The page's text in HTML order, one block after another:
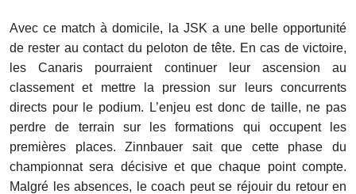
Avec ce match à domicile, la JSK a une belle opportunité
de rester au contact du peloton de tête. En cas de victoire,
les Canaris pourraient continuer leur ascension au
classement et mettre la pression sur leurs concurrents
directs pour le podium. L’enjeu est donc de taille, ne pas
perdre de terrain sur les formations qui occupent les
premières places. Zinnbauer sait que cette phase du
championnat sera décisive et que chaque point compte.
Malgré les absences, le coach peut se réjouir du retour en